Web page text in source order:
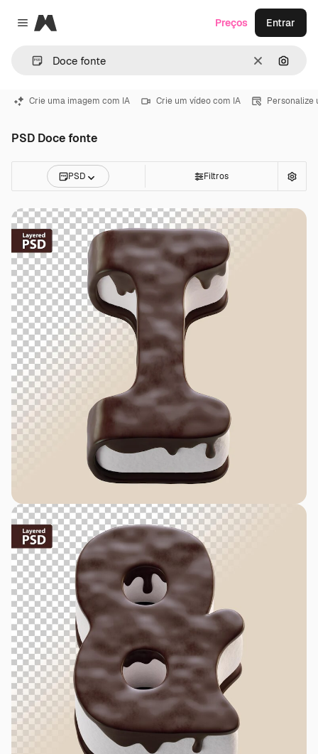
Close menu
Magnific
Limpar
Preços Entrar
Crie uma imagem com IA Crie um vídeo com IA Personalize
PSD Doce fonte
PSD Filtros